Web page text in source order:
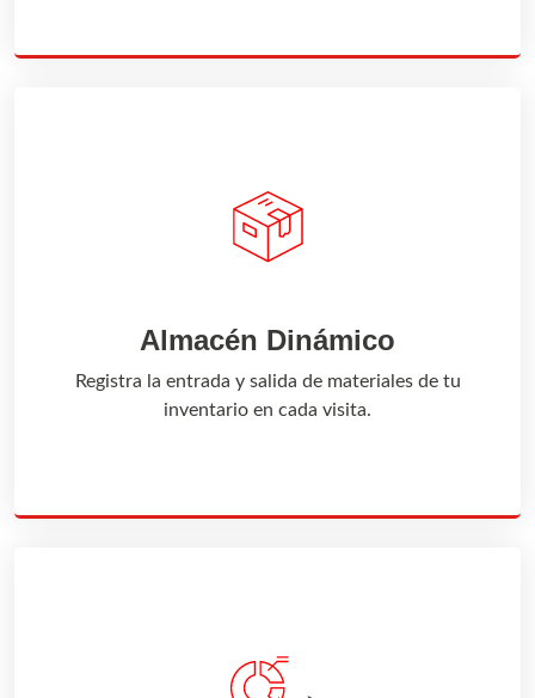
Almacén Dinámico
Registra la entrada y salida de materiales de tu
inventario en cada visita.